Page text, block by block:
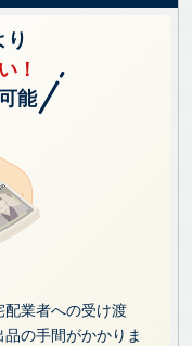
り
！
能
配業者への受け渡
の手間がかかりま